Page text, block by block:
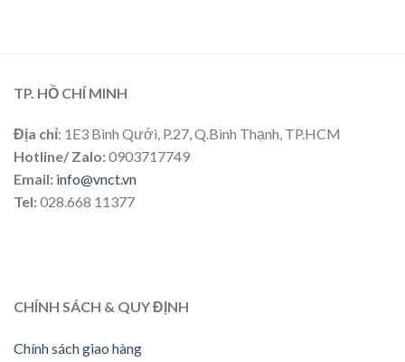
TP. HỒ CHÍ MINH
Địa chỉ: 1E3 Bình Qưới, P.27, Q.Bình Thạnh, TP.HCM
Hotline/ Zalo:0903717749
Email: info@vnct.vn
Tel:028.668 11377
CHÍNH SÁCH & QUY ĐỊNH
Chính sách giao hàng